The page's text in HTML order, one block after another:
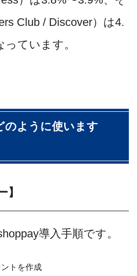
Club / Discover）は4.
ています。
のように使います
】
導入手順です。
トを作成